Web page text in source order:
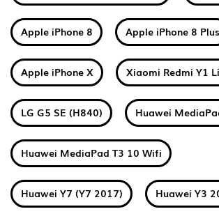
Apple iPhone 8 Apple iPhone 8 Plus
Apple iPhone X Xiaomi Redmi Y1
LG G5 SE (H840) Huawei
Huawei MediaPad T3 10 Wifi
Huawei Y7 (Y7 2017) Huawei Y3